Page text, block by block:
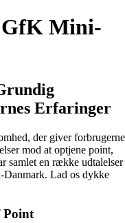
GfK Mini-
Erfaringer
der giver forbrugerne
mod at optjene point,
samlet en række udtalelser
Lad os dykke
Point